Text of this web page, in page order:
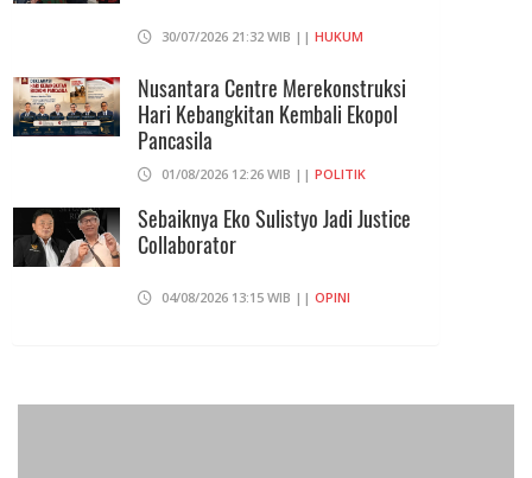
30/07/2026 21:32 WIB || HUKUM
Nusantara Centre Merekonstruksi
Hari Kebangkitan Kembali Ekopol
Pancasila
01/08/2026 12:26 WIB || POLITIK
Sebaiknya Eko Sulistyo Jadi Justice
Collaborator
04/08/2026 13:15 WIB || OPINI
Mikro